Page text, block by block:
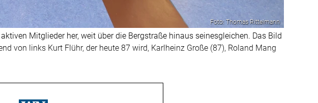
Foto: Thomas Rittelmann
Mitglieder her, weit über die Bergstraße hinaus seinesgleichen. Das Bild
von links Kurt Flühr, der heute 87 wird, Karlheinz Große (87), Roland Mang